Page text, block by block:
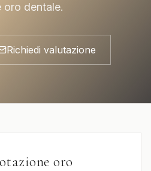
oro dentale.
Richiedi valutazione
oro